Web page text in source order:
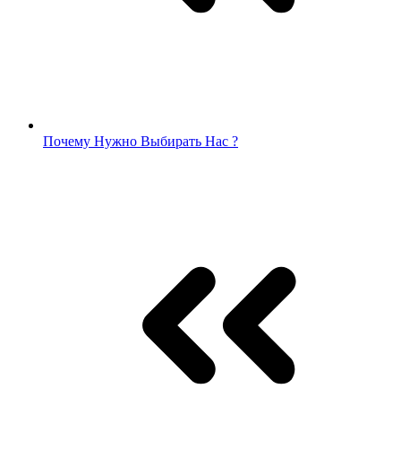
Почему Нужно Выбирать Нас ?